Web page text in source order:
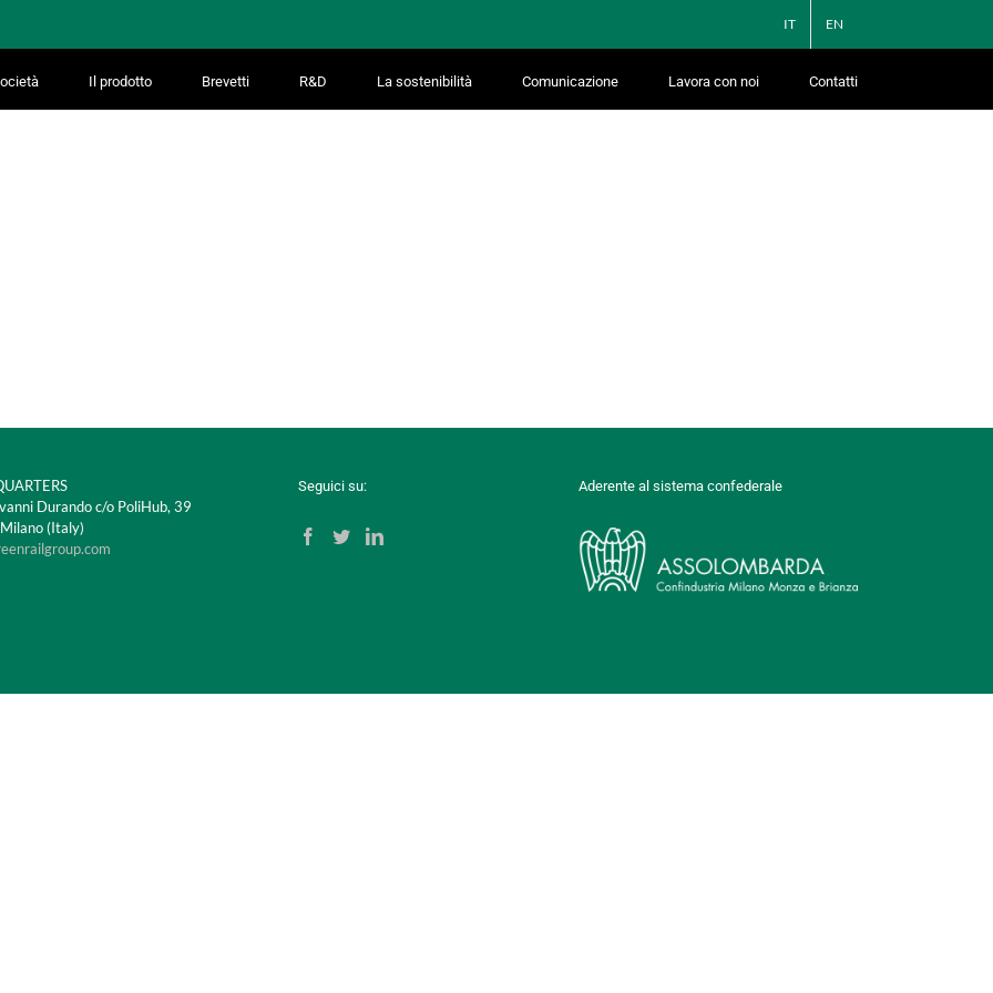
IT EN
Il prodotto Brevetti R&D La sostenibilità Comunicazione Lavora con noi Contatti
Durando c/o PoliHub, 39
(Italy)
Seguici su: Aderente al sistema confederale